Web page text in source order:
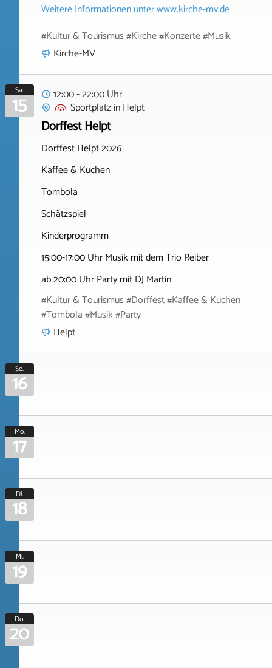
Weitere Informationen unterwww.kirche-mv.de
#Kultur & Tourismus #Kirche #Konzerte #Musik
Kirche-MV
Sa.
15
12:00 - 22:00 Uhr
SportplatzinHelpt
Dorffest Helpt
Dorffest Helpt 2026
Kaffee & Kuchen
Tombola
Schätzspiel
Kinderprogramm
15:00-17:00 Uhr Musik mit dem Trio Reiber
ab 20:00 Uhr Party mit DJ Martin
#Kultur & Tourismus #Dorffest #Kaffee & Kuchen
#Tombola #Musik #Party
Helpt
So.
16
Mo.
17
Di.
18
Mi.
19
Do.
20